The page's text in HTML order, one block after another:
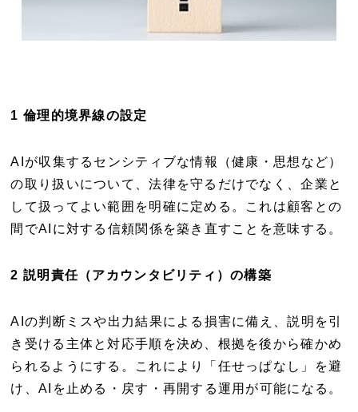
1 倫理的境界線の設定
AIが収集するセンシティブな情報（健康・思想など）
の取り扱いについて、法律を守るだけでなく、企業と
して扱ってよい範囲を明確に定める。これは顧客との
間でAIに対する信頼関係を築き直すことを意味する。
2 説明責任（アカウンタビリティ）の構築
AIの判断ミスや出力結果による損害に備え、説明を引
き受ける主体と対応手順を決め、根拠を後から確かめ
られるようにする。これにより「任せっぱなし」を避
け、AIを止める・戻す・再開する運用が可能になる。